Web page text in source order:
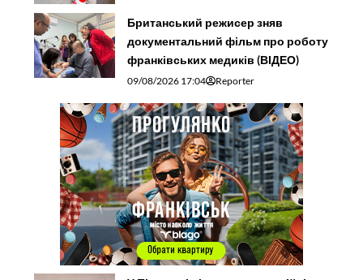
Британський режисер зняв
документальний фільм про роботу
франківських медиків (ВІДЕО)
09/08/2026 17:04 Reporter